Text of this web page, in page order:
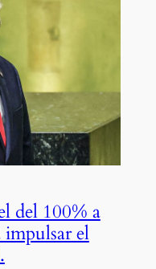
del 100% a
impulsar el